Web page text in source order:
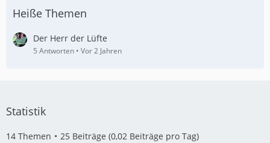
Heiße Themen
Der Herr der Lüfte
5 Antworten Vor 2 Jahren
Statistik
14 Themen 25 Beiträge (0,02 Beiträge pro Tag)